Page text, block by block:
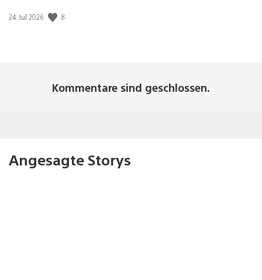
Veröffentlichungsdatum:
24. Jul 2026 8
Kommentare sind geschlossen.
Angesagte Storys